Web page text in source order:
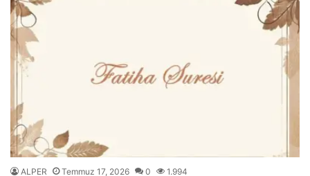
ALPER Temmuz 17, 2026 0 1.994